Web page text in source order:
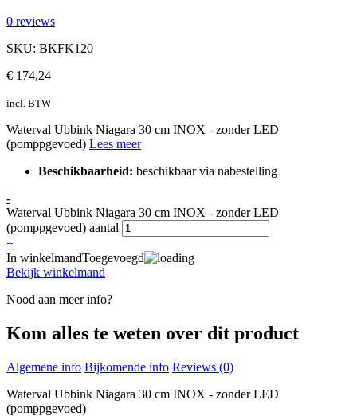
0 reviews
SKU: BKFK120
€ 174,24
incl. BTW
Waterval Ubbink Niagara 30 cm INOX - zonder LED
(pomppgevoed) Lees meer
Beschikbaarheid: beschikbaar via nabestelling
-
Waterval Ubbink Niagara 30 cm INOX - zonder LED
(pomppgevoed) aantal
+
In winkelmandToegevoegd
Bekijk winkelmand
Nood aan meer info?
Kom alles te weten over dit product
Algemene info Bijkomende info Reviews (0)
Waterval Ubbink Niagara 30 cm INOX - zonder LED
(pomppgevoed)